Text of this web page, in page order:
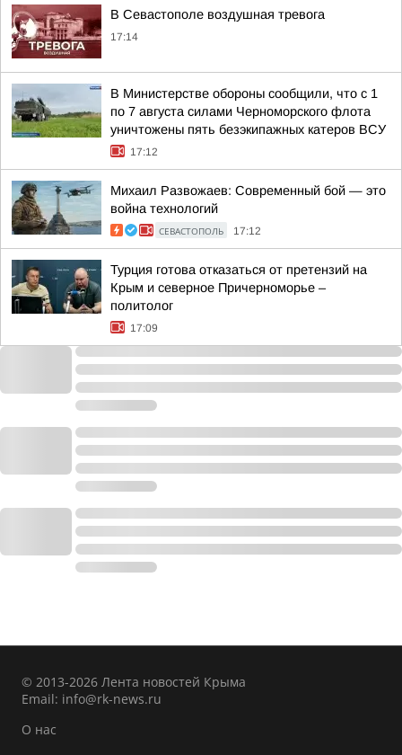
В Севастополе воздушная тревога
17:14
В Министерстве обороны сообщили, что с 1
по 7 августа силами Черноморского флота
уничтожены пять безэкипажных катеров ВСУ
17:12
Михаил Развожаев: Современный бой — это
война технологий
СЕВАСТОПОЛЬ 17:12
Турция готова отказаться от претензий на
Крым и северное Причерноморье –
политолог
17:09
© 2013-2026 Лента новостей Крыма
Email: info@rk-news.ru
О нас